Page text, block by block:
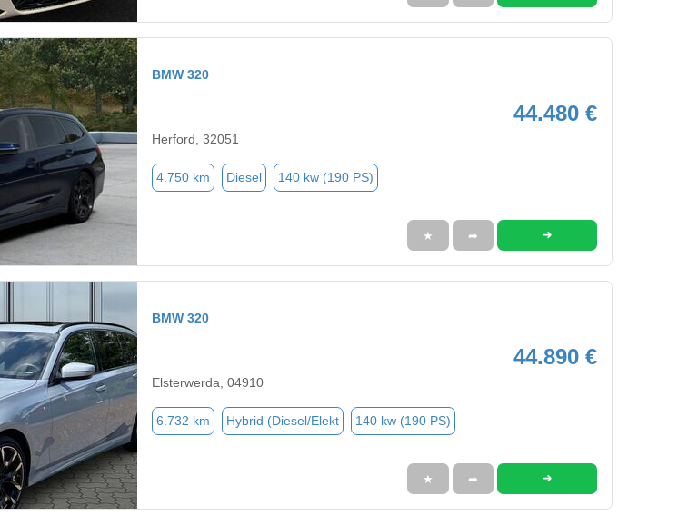
BMW 320
44.480 €
Herford, 32051
4.750 km Diesel 140 kw (190 PS)
★ ➦ ➜
BMW 320
44.890 €
Elsterwerda, 04910
6.732 km Hybrid (Diesel/Elekt 140 kw (190 PS)
★ ➦ ➜